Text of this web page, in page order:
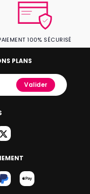
100% SÉCURISÉ
PLANS
Valider